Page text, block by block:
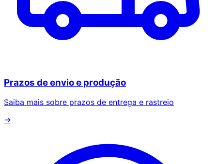
Prazos de envio e produção
Saiba mais sobre prazos de entrega e rastreio
→